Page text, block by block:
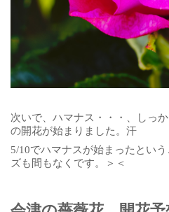
次いで、ハマナス・・・、しっ
の開花が始まりました。汗
5/10でハマナスが始まったとい
ズも間もなくです。＞＜